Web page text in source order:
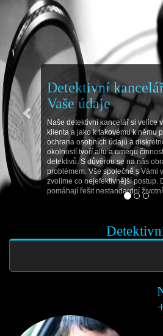
Detektivní
Vaše údaje
Naše detektivní kancelář si velice
klienta a jako k takovému k němu
ochrana osobních údajů a
okolností tvoří alfu a omegu
detektivů. S důvěrou se na nás
problémem. Vše společně s Vámi
zvolíme co nejefektivnější postup.
pomáhají řešit nestandardní